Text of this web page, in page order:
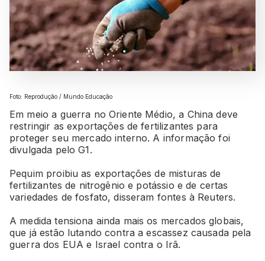
Foto: Reprodução / Mundo Educação
Em meio a guerra no Oriente Médio, a China deve
restringir as exportações de fertilizantes para
proteger seu mercado interno. A informação foi
divulgada pelo G1.
Pequim proibiu as exportações de misturas de
fertilizantes de nitrogênio e potássio e de certas
variedades de fosfato, disseram fontes à Reuters.
A medida tensiona ainda mais os mercados globais,
que já estão lutando contra a escassez causada pela
guerra dos EUA e Israel contra o Irã.